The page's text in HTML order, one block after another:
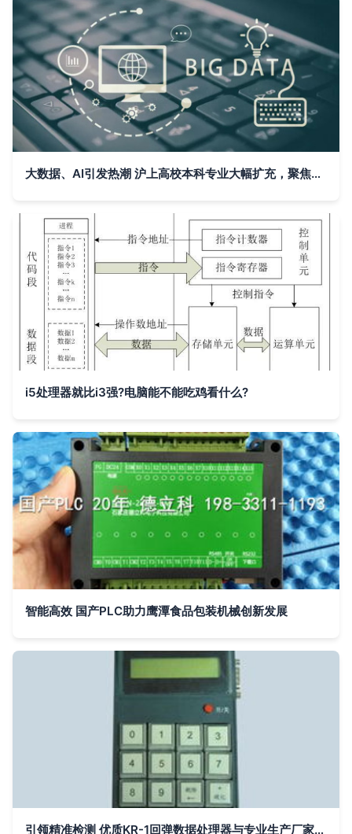
大数据、AI引发热潮 沪上高校本科专业大幅扩充，聚焦数据科学与分析
i5处理器就比i3强?电脑能不能吃鸡看什么?
智能高效 国产PLC助力鹰潭食品包装机械创新发展
引领精准检测 优质KR-1回弹数据处理器与专业生产厂家解析